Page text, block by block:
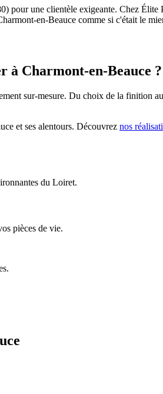
pour une clientèle exigeante. Chez
en-Beauce comme si c'était le
à Charmont-en-Beauce ?
sur-mesure. Du choix de la finition
et ses alentours. Découvrez nos
du Loiret.
pièces de vie.